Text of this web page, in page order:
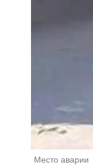
Место аварии